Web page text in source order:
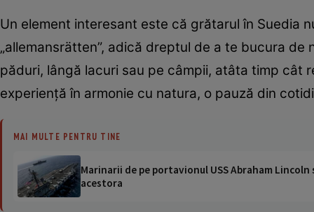
Un element interesant este că grătarul în Suedia
„allemansrätten”, adică dreptul de a te bucura
păduri, lângă lacuri sau pe câmpii, atâta timp cât
experiență în armonie cu natura, o pauză din
MAI MULTE PENTRU TINE
Marinarii de pe portavionul USS Abraham
acestora